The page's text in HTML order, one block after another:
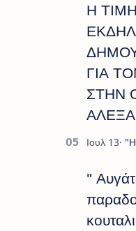
Η
ΓΙΑ
ΣΤΗΝ
"